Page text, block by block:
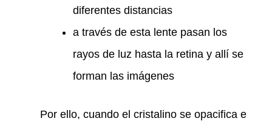
diferentes distancias
a través de esta lente pasan los
rayos de luz hasta la retina y allí se
forman las imágenes
Por ello, cuando el cristalino se opacifica e